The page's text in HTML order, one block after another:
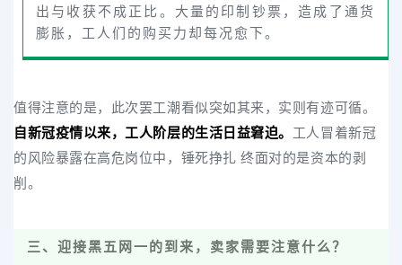
出与收获不成正比。大量的印制钞票，造成了通货
膨胀，工人们的购买力却每况愈下。
值得注意的是，此次罢工潮看似突如其来，实则有迹可循。
自新冠疫情以来，工人阶层的生活日益窘迫。 工人冒着新冠
的风险暴露在高危岗位中，锤死挣扎 终面对的是资本的剥
削。
三、迎接黑五网一的到来，卖家需要注意什么？